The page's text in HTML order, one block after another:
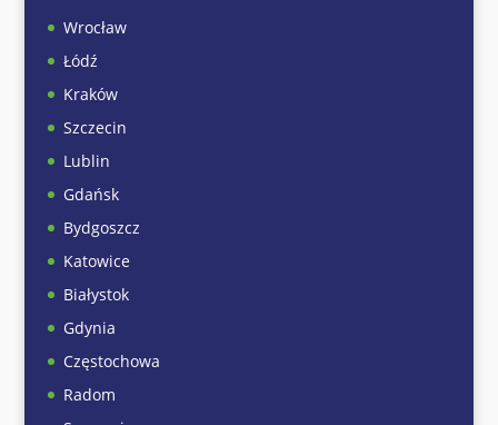
Wrocław
Łódź
Kraków
Szczecin
Lublin
Gdańsk
Bydgoszcz
Katowice
Białystok
Gdynia
Częstochowa
Radom